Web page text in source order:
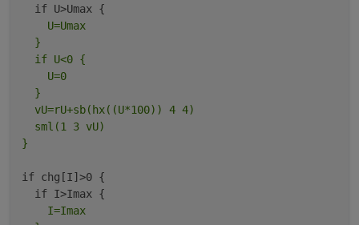
    U=Umax
  }
  if U<0 {
    U=0
  }
  vU=rU+sb(hx((U*100)) 4 4)
  sml(1 3 vU)
if chg[I]>0 {
    I=Imax